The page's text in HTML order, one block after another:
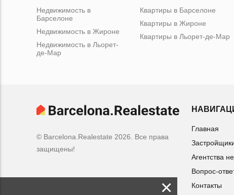
Недвижимость в
Барселоне
Недвижимость в Жироне
Недвижимость в Льорет-
де-Мар
Квартиры в Барселоне
Квартиры в Жироне
Квартиры в Льорет-де-Мар
© Barcelona.Realestate 2026. Все права
защищены!
Главная
Агентства
Вопрос-
Контакты
×